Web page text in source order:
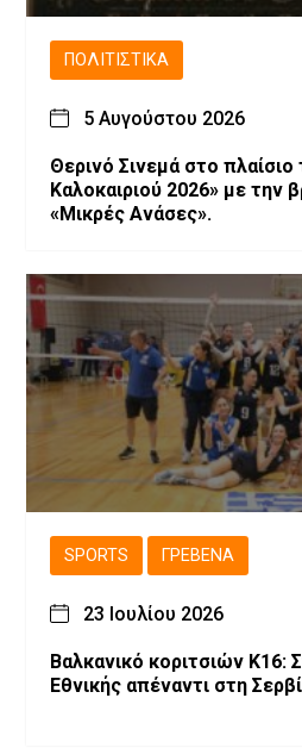
ΠΟΛΙΤΙΣΤΙΚΆ
5 Αυγούστου 2026
Θερινό Σινεμά στο πλαίσιο
Καλοκαιριού 2026» με την
«Μικρές Ανάσες».
SPORTS ΓΡΕΒΕΝΆ
23 Ιουλίου 2026
Βαλκανικό κοριτσιών Κ16:
Εθνικής απέναντι στη